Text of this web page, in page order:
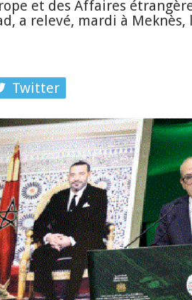
et des Affaires
a relevé, mardi à Meknès,
Twitter